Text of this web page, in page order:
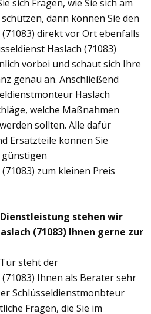
sich Fragen, wie Sie sich am
dann können Sie den
direkt vor Ort ebenfalls
Haslach (71083)
vorbei und schaut sich Ihre
genau an. Anschließend
Haslach
welche Maßnahmen
sollten. Alle dafür
Ersatzteile können Sie
zum kleinen Preis
stehen wir
(71083) Ihnen gerne zur
steht der
Ihnen als Berater sehr
Schlüsseldienstmonbteur
Fragen, die Sie im